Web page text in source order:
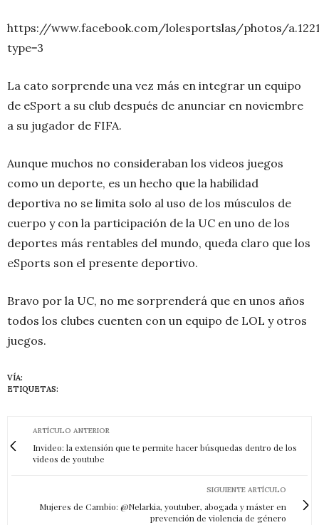
https://www.facebook.com/lolesportslas/photos/
type=3
La cato sorprende una vez más en integrar un equipo
de eSport a su club después de anunciar en noviembre
a su jugador de FIFA.
Aunque muchos no consideraban los videos juegos
como un deporte, es un hecho que la habilidad
deportiva no se limita solo al uso de los músculos de
cuerpo y con la participación de la UC en uno de los
deportes más rentables del mundo, queda claro que los
eSports son el presente deportivo.
Bravo por la UC, no me sorprenderá que en unos años
todos los clubes cuenten con un equipo de LOL y otros
juegos.
VÍA:
ETIQUETAS:
ARTÍCULO ANTERIOR
Invideo: la extensión que te permite hacer búsquedas dentro de los
videos de youtube
SIGUIENTE ARTÍCULO
Mujeres de Cambio: @Nelarkia, youtuber, abogada y máster en
prevención de violencia de género